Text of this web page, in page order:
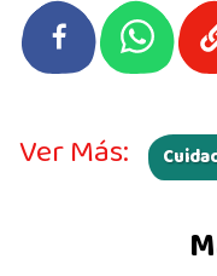
Ver Más: